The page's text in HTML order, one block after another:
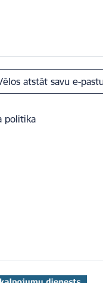
atstāt savu e-
politika